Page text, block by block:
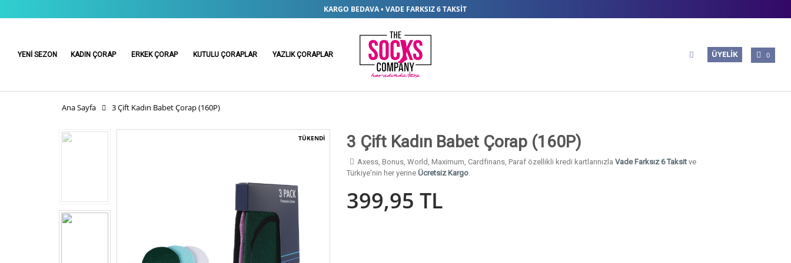
KARGO BEDAVA • VADE FARKSIZ 6 TAKSIT
YENİ SEZON KADIN ÇORAP ERKEK ÇORAP KUTULU ÇORAPLAR YAZLIK ÇORAPLAR ÜYELIK 0
Ana Sayfa 3 Çift Kadın Babet Çorap (160P)
TÜKENDİ 3 Çift Kadın Babet Çorap (160P)
Axess, Bonus, World, Maximum, Cardfinans, Paraf özellikli kredi kartlarınızlaVade Farksız 6 Taksit ve
Türkiye'nin her yerineÜcretsiz Kargo.
399,95 TL